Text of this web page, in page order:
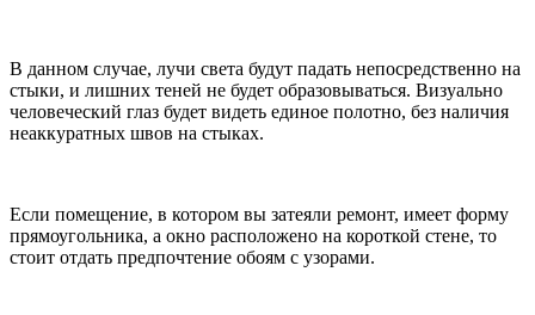
В данном случае, лучи света будут падать непосредственно на
стыки, и лишних теней не будет образовываться. Визуально
человеческий глаз будет видеть единое полотно, без наличия
неаккуратных швов на стыках.
Если помещение, в котором вы затеяли ремонт, имеет форму
прямоугольника, а окно расположено на короткой стене, то
стоит отдать предпочтение обоям с узорами.